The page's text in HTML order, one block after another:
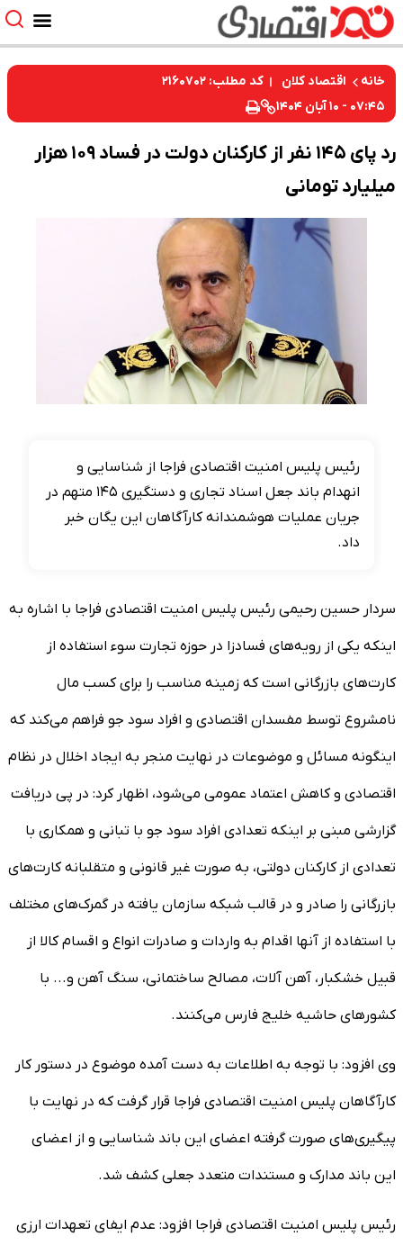
خانه اقتصاد کلان
کد مطلب: ۲۱۶۰۷۰۲
۰۷:۴۵ - ۱۰ آبان ۱۴۰۴
رد پای ۱۴۵ نفر از کارکنان دولت در فساد ۱۰۹ هزار
میلیارد تومانی
رئیس پلیس امنیت اقتصادی فراجا از شناسایی و
انهدام باند جعل اسناد تجاری و دستگیری ۱۴۵ متهم در
جریان عملیات هوشمندانه کارآگاهان این یگان خبر
داد.
سردار حسین رحیمی رئیس پلیس امنیت اقتصادی فراجا با اشاره به
اینکه یکی از رویه‌های فسادزا در حوزه تجارت سوء استفاده از
کارت‌های بازرگانی است که زمینه مناسب را برای کسب مال
نامشروع توسط مفسدان اقتصادی و افراد سود جو فراهم می‌کند که
اینگونه مسائل و موضوعات در نهایت منجر به ایجاد اخلال در نظام
اقتصادی و کاهش اعتماد عمومی می‌شود، اظهار کرد: در پی دریافت
گزارشی مبنی بر اینکه تعدادی افراد سود جو با تبانی و همکاری با
تعدادی از کارکنان دولتی، به صورت غیر قانونی و متقلبانه کارت‌های
بازرگانی را صادر و در قالب شبکه سازمان یافته در گمرک‌های مختلف
با استفاده از آنها اقدام به واردات و صادرات انواع و اقسام کالا از
قبیل خشکبار، آهن آلات، مصالح ساختمانی، سنگ آهن و... با
کشور‌های حاشیه خلیج فارس می‌کنند.
وی افزود: با توجه به اطلاعات به دست آمده موضوع در دستور کار
کارآگاهان پلیس امنیت اقتصادی فراجا قرار گرفت که در نهایت با
پیگیری‌های صورت گرفته اعضای این باند شناسایی و از اعضای
این باند مدارک و مستندات متعدد جعلی کشف شد.
رئیس پلیس امنیت اقتصادی فراجا افزود: عدم ایفای تعهدات ارزی